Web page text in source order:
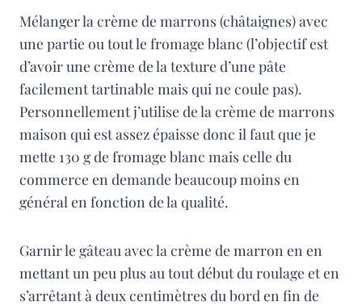
Mélanger la crème de marrons (châtaignes) avec
une partie ou tout le fromage blanc (l’objectif est
d’avoir une crème de la texture d’une pâte
facilement tartinable mais qui ne coule pas).
Personnellement j’utilise de la crème de marrons
maison qui est assez épaisse donc il faut que je
mette 130 g de fromage blanc mais celle du
commerce en demande beaucoup moins en
général en fonction de la qualité.
Garnir le gâteau avec la crème de marron en en
mettant un peu plus au tout début du roulage et en
s’arrêtant à deux centimètres du bord en fin de